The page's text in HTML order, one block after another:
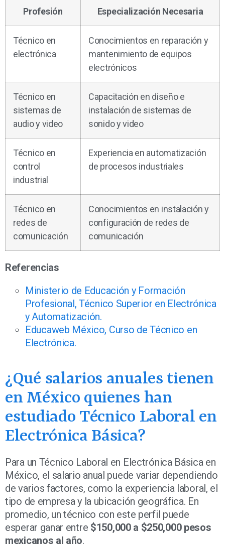
Profesión Especialización Necesaria
Técnico en
electrónica
Conocimientos en reparación y
mantenimiento de equipos
electrónicos
Técnico en
sistemas de
audio y video
Capacitación en diseño e
instalación de sistemas de
sonido y video
Técnico en
control
industrial
Experiencia en automatización
de procesos industriales
Técnico en
redes de
comunicación
Conocimientos en instalación y
configuración de redes de
comunicación
Referencias
Ministerio de Educación y Formación
Profesional, Técnico Superior en Electrónica
y Automatización.
Educaweb México, Curso de Técnico en
Electrónica.
¿Qué salarios anuales tienen
en México quienes han
estudiado Técnico Laboral en
Electrónica Básica?
Para un Técnico Laboral en Electrónica Básica en
México, el salario anual puede variar dependiendo
de varios factores, como la experiencia laboral, el
tipo de empresa y la ubicación geográfica. En
promedio, un técnico con este perfil puede
esperar ganar entre $150,000 a $250,000 pesos
mexicanos al año.